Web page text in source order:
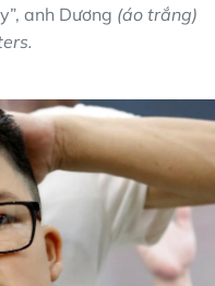
anh Dương (áo trắng)